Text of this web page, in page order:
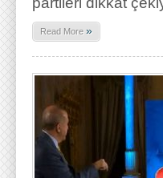
Read More »